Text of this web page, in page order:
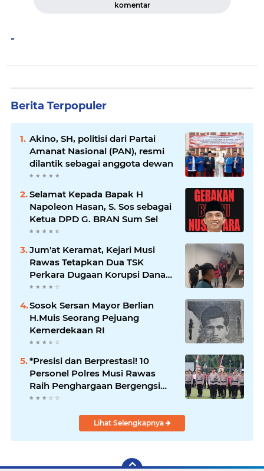
komentar
-
Berita Terpopuler
Akino, SH, politisi dari Partai
Amanat Nasional (PAN), resmi
dilantik sebagai anggota dewan
Selamat Kepada Bapak H
Napoleon Hasan, S. Sos sebagai
Ketua DPD G. BRAN Sum Sel
Jum'at Keramat, Kejari Musi
Rawas Tetapkan Dua TSK
Perkara Dugaan Korupsi Dana
Peremajaan PSR
Sosok Sersan Mayor Berlian
H.Muis Seorang Pejuang
Kemerdekaan RI
*Presisi dan Berprestasi! 10
Personel Polres Musi Rawas
Raih Penghargaan Bergengsi
dari Kapolda Sumsel*
Lihat Selengkapnya